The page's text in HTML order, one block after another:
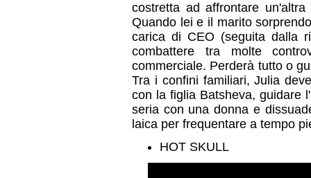
costretta ad affrontare
Quando lei e il marito
carica di CEO (seguita dalla
combattere tra molte
commerciale. Perderà tutto o
Tra i confini familiari, Julia
con la figlia Batsheva, guidare
seria con una donna e
laica per frequentare a tempo
HOT SKULL